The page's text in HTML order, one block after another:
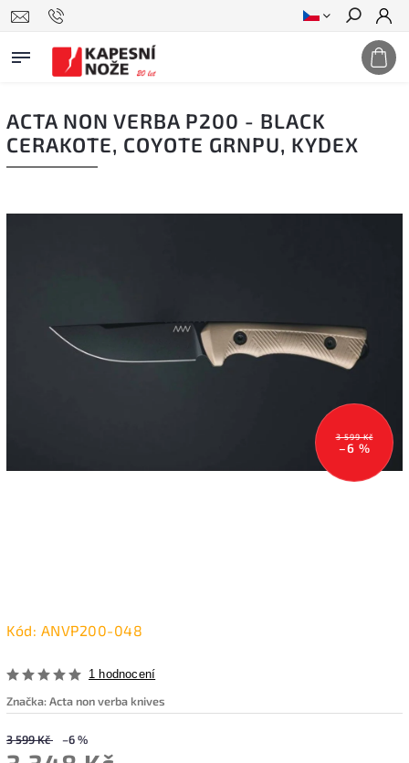
Hledat
ACTA NON VERBA P200 - BLACK
CERAKOTE, COYOTE GRNPU, KYDEX
3 599 Kč
–6 %
Kód: ANVP200-048
1 hodnocení
Značka:Acta non verba knives
3 599 Kč –6 %